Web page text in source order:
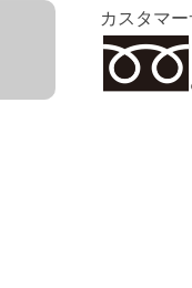
カスタマ